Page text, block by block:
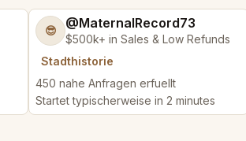
😎 @MaternalRecord73
$500k+ in Sales & Low Refunds
Stadthistorie
450 nahe Anfragen erfuellt
Startet typischerweise in 2 minutes